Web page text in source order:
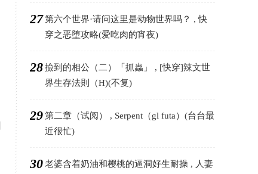
27第六个世界·请问这里是动物世界吗？ , 快
穿之恶堕攻略(爱吃肉的宵夜)
28撿到的相公（二）「抓蟲」 , [快穿]辣文世
界生存法則（H)(不复)
29第二章（试阅） , Serpent（gl futa）(台台最
近很忙)
30老婆含着奶油和樱桃的逼洞好生耐操 , 人妻